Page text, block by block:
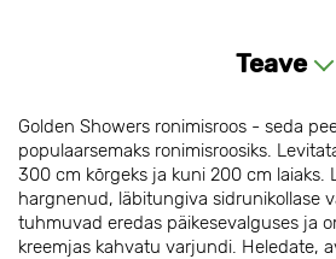
Teave
Golden Showers ronimisroos - seda
populaarsemaks ronimisroosiks.
300 cm kõrgeks ja kuni 200 cm laiaks.
hargnenud, läbitungiva sidrunikollase
tuhmuvad eredas päikesevalguses ja
kreemjas kahvatu varjundi. Heledate,